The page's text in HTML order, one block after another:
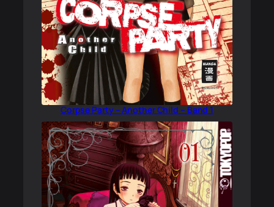
Corpse Party – Another Child – Band 1